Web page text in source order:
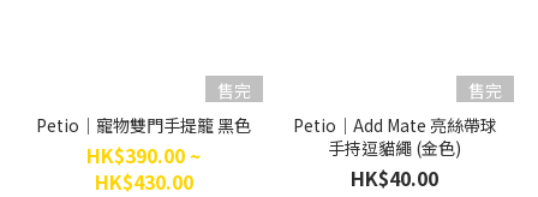
售完
Petio｜寵物雙門手提籠 黑色
HK$390.00 ~
HK$430.00
售完
Petio｜Add Mate 亮絲帶球
手持逗貓繩 (金色)
HK$40.00